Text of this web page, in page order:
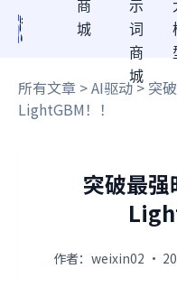
商
城
示
词
商
城
所有文章 >AI驱动> 突破
LightGBM！！
突破最强
作者：weixin02 ·